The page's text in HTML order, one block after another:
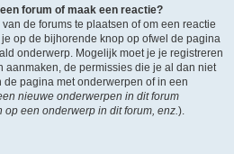
forum of maak een reactie?
de forums te plaatsen of om een reactie
op de bijhorende knop op ofwel de pagina
onderwerp. Mogelijk moet je je registreren
aanmaken, de permissies die je al dan niet
de pagina met onderwerpen of in een
nieuwe onderwerpen in dit forum
een onderwerp in dit forum, enz.).